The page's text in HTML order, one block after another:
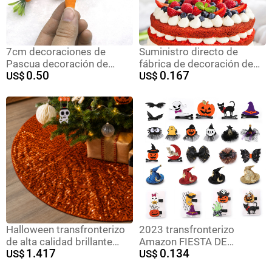
7cm decoraciones de
Pascua decoración de
fiesta de zanahoria
accesorios de decoración
de juguete de zanahoria
transfronteriza
US$ 0.50
Suministro directo de
fábrica de decoración de
pastel de fiesta de
inserción de tarjeta de
inserción de regalo de bebé
complemento de
cumpleaños gran inserción
US$ 0.167
Halloween transfronterizo
de alta calidad brillante
perlas falda de árbol
US$ 1.417
2023 transfronterizo
Amazon FIESTA DE
Halloween fiesta ambiente
US$ 0.134